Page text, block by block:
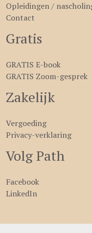
Opleidingen /
Contact
Gratis
GRATIS E-book
GRATIS Zoom-gesprek
Zakelijk
Vergoeding
Privacy-verklaring
Volg Path
Facebook
LinkedIn